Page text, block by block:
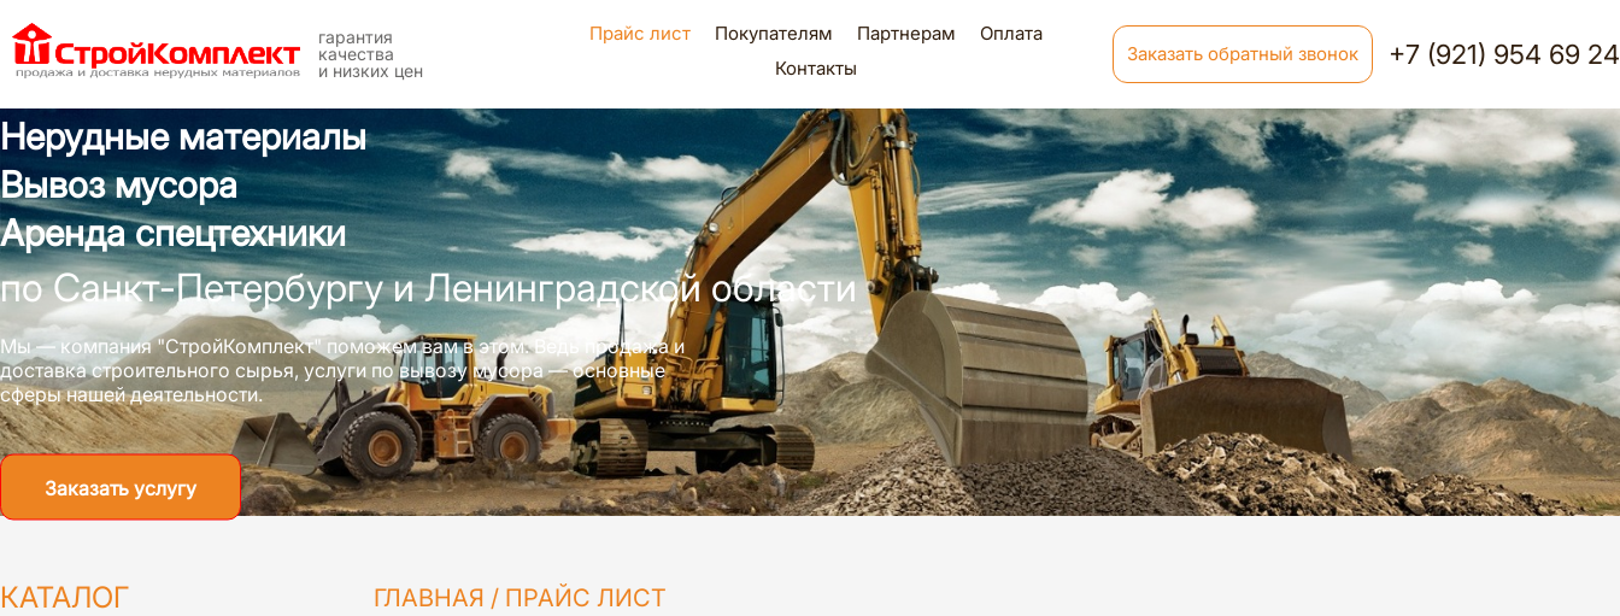
гарантия
качества
и низких цен
Прайс лист Покупателям Партнерам
Оплата
Контакты
Заказать обратный звонок +7 (921) 954 69 24
Нерудные материалы
Вывоз мусора
Аренда спецтехники
по Санкт-Петербургу и Ленинградской области
Мы — компания "СтройКомплект" поможем вам в этом. Ведь продажа и
доставка строительного сырья, услуги по вывозу мусора — основные
сферы нашей деятельности.
Заказать услугу
ГЛАВНАЯ / ПРАЙС ЛИСТ
КАТАЛОГ